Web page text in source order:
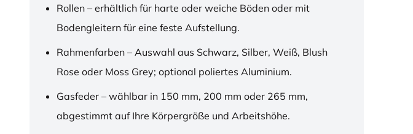
Rollen – erhältlich für harte oder weiche Böden oder mit
Bodengleitern für eine feste Aufstellung.
Rahmenfarben – Auswahl aus Schwarz, Silber, Weiß, Blush
Rose oder Moss Grey; optional poliertes Aluminium.
Gasfeder – wählbar in 150 mm, 200 mm oder 265 mm,
abgestimmt auf Ihre Körpergröße und Arbeitshöhe.